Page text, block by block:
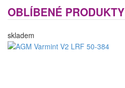
OBLÍBENÉ PRODUKTY
skladem